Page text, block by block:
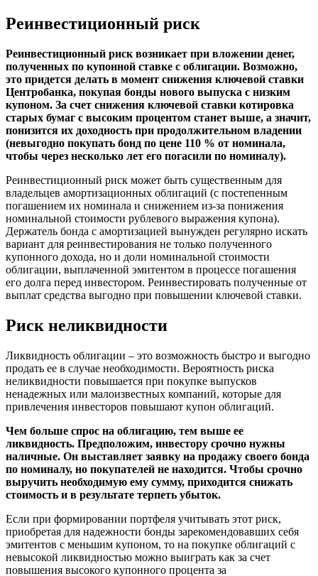
Реинвестиционный риск
Реинвестиционный риск возникает при вложении денег,
полученных по купонной ставке с облигации. Возможно,
это придется делать в момент снижения ключевой ставки
Центробанка, покупая бонды нового выпуска с низким
купоном. За счет снижения ключевой ставки котировка
старых бумаг с высоким процентом станет выше, а значит,
понизится их доходность при продолжительном владении
(невыгодно покупать бонд по цене 110 % от номинала,
чтобы через несколько лет его погасили по номиналу).
Реинвестиционный риск может быть существенным для
владельцев амортизационных облигаций (с постепенным
погашением их номинала и снижением из-за понижения
номинальной стоимости рублевого выражения купона).
Держатель бонда с амортизацией вынужден регулярно искать
вариант для реинвестирования не только полученного
купонного дохода, но и доли номинальной стоимости
облигации, выплаченной эмитентом в процессе погашения
его долга перед инвестором. Реинвестировать полученные от
выплат средства выгодно при повышении ключевой ставки.
Риск неликвидности
Ликвидность облигации – это возможность быстро и выгодно
продать ее в случае необходимости. Вероятность риска
неликвидности повышается при покупке выпусков
ненадежных или малоизвестных компаний, которые для
привлечения инвесторов повышают купон облигаций.
Чем больше спрос на облигацию, тем выше ее
ликвидность. Предположим, инвестору срочно нужны
наличные. Он выставляет заявку на продажу своего бонда
по номиналу, но покупателей не находится. Чтобы срочно
выручить необходимую ему сумму, приходится снижать
стоимость и в результате терпеть убыток.
Если при формировании портфеля учитывать этот риск,
приобретая для надежности бонды зарекомендовавших себя
эмитентов с меньшим купоном, то на покупке облигаций с
невысокой ликвидностью можно выиграть как за счет
повышения высокого купонного процента за